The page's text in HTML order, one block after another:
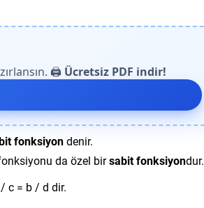
🖨️ Ücretsiz PDF indir!
fonksiyondenir.
da özel birsabit fonksiyondur.
c = b / d dir.